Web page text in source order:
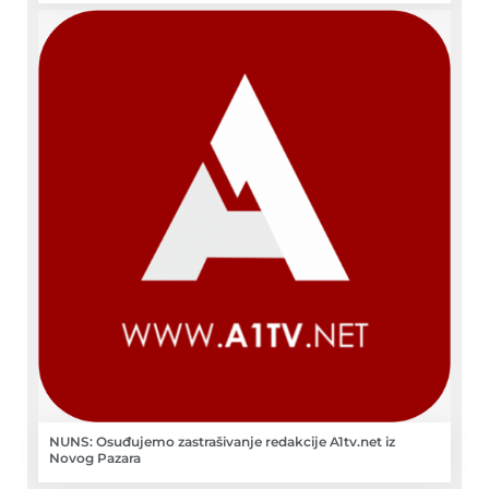
NUNS: Osuđujemo zastrašivanje redakcije A1tv.net iz
Novog Pazara